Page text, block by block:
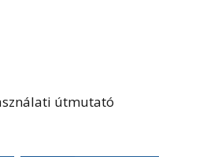
útmutató